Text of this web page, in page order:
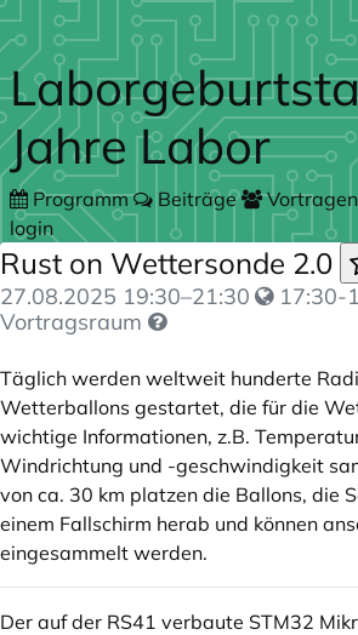
Zum Hauptteil springen
Jahre Labor
Programm Beiträge
login
Rust on Wettersonde 2.0
27.08.2025 19:30–21:30 17:30-
Vortragsraum
Täglich werden weltweit hunderte
Wetterballons gestartet, die für die
wichtige Informationen, z.B.
Windrichtung und -geschwindigkeit
von ca. 30 km platzen die Ballons, die
einem Fallschirm herab und können
eingesammelt werden.
Der auf der RS41 verbaute STM32